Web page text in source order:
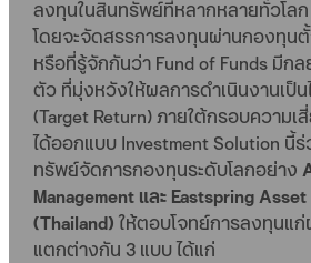
ลงทุนในสินทรัพย์ที่หลากหลายทั่วโล
โดยจะจัดสรรการลงทุนผ่านกองทุน
หรือที่รู้จักกันว่า Fund of Funds มีก
ตัว ที่มุ่งหวังให้ผลการดำเนินงานเป็น
(Target Return) ภายใต้กรอบความ
ได้ออกแบบ Investment Solution นี้
ทรัพย์จัดการกองทุนระดับโลกอย่าง
Management และ Eastspring
(Thailand) ให้ตอบโจทย์การลงทุนแ
แตกต่างกัน 3 แบบ ได้แก่